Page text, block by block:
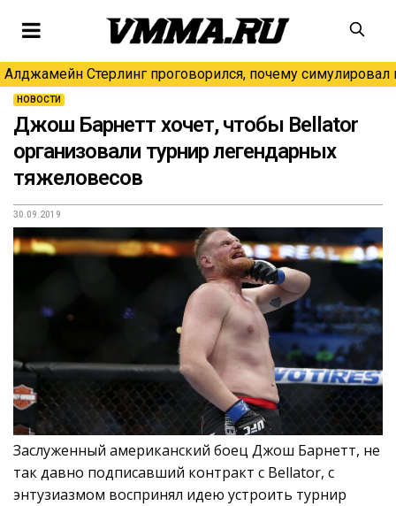
Алджамейн Стерлинг проговорился, почему симулировал
НОВОСТИ
Джош Барнетт хочет, чтобы Bellator
организовали турнир легендарных
тяжеловесов
30.09.2019
Заслуженный американский боец Джош Барнетт, не
так давно подписавший контракт с Bellator, с
энтузиазмом воспринял идею устроить турнир